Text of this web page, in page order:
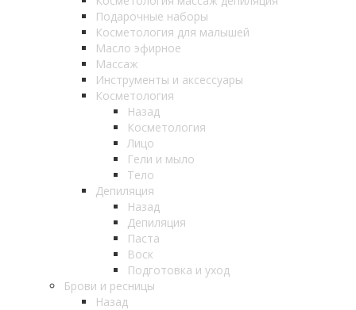
Подарочные наборы
Косметология для малышей
Масло эфирное
Массаж
Инструменты и аксессуары
Косметология
Назад
Косметология
Лицо
Гели и мыло
Тело
Депиляция
Назад
Депиляция
Паста
Воск
Подготовка и уход
Брови и ресницы
Назад